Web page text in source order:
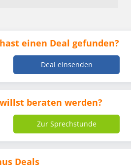
einen Deal gefunden?
Deal einsenden
beraten werden?
Zur Sprechstunde
Deals